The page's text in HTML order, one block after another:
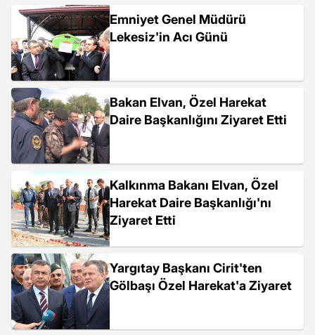
Emniyet Genel Müdürü
Lekesiz'in Acı Günü
Bakan Elvan, Özel Harekat
Daire Başkanlığını Ziyaret Etti
Kalkınma Bakanı Elvan, Özel
Harekat Daire Başkanlığı'nı
Ziyaret Etti
Yargıtay Başkanı Cirit'ten
Gölbaşı Özel Harekat'a Ziyaret